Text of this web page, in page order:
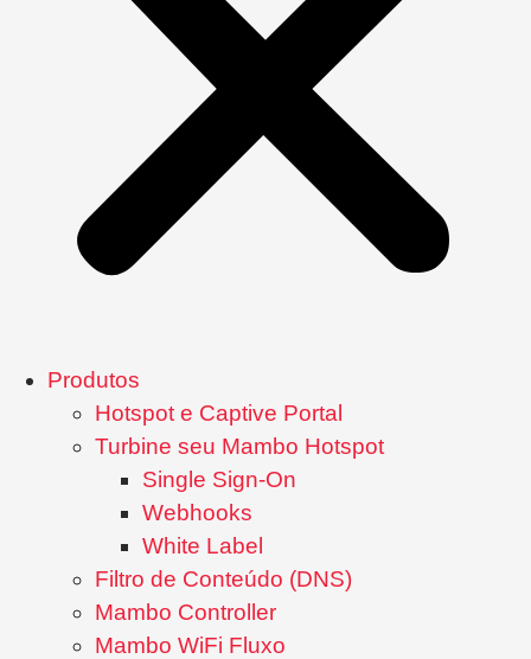
Produtos
Hotspot e Captive Portal
Turbine seu Mambo Hotspot
Single Sign-On
Webhooks
White Label
Filtro de Conteúdo (DNS)
Mambo Controller
Mambo WiFi Fluxo